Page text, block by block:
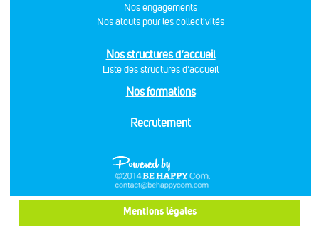
Nos engagements
Nos atouts pour les collectivités
Nos structures d’accueil
Liste des structures d’accueil
Nos formations
Recrutement
Mentions légales